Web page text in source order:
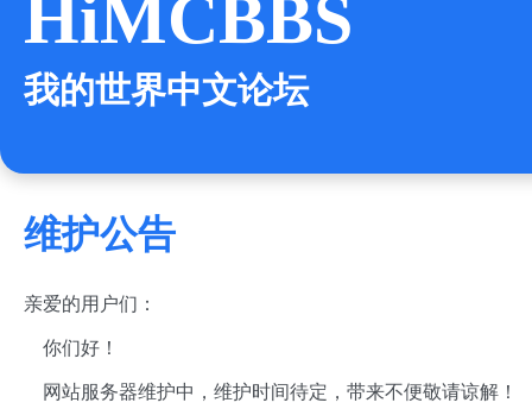
HiMCBBS
我的世界中文论坛
维护公告
亲爱的用户们：
你们好！
网站服务器维护中，维护时间待定，带来不便敬请谅解！